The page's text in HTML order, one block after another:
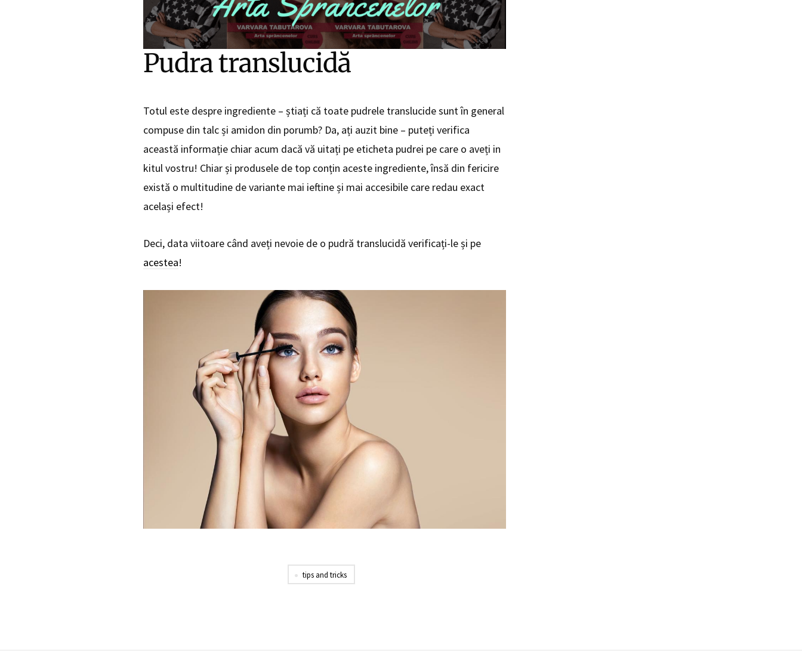
Pudra translucidă
Totul este despre ingrediente – știați că toate pudrele translucide sunt în general
compuse din talc și amidon din porumb? Da, ați auzit bine – puteți verifica
această informație chiar acum dacă vă uitați pe eticheta pudrei pe care o aveți in
kitul vostru! Chiar și produsele de top conțin aceste ingrediente, însă din fericire
există o multitudine de variante mai ieftine și mai accesibile care redau exact
același efect!
Deci, data viitoare când aveți nevoie de o pudră translucidă verificați-le și pe
acestea!
tips and tricks